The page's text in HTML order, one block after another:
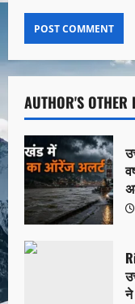
AUTHOR'S OTHER
ने